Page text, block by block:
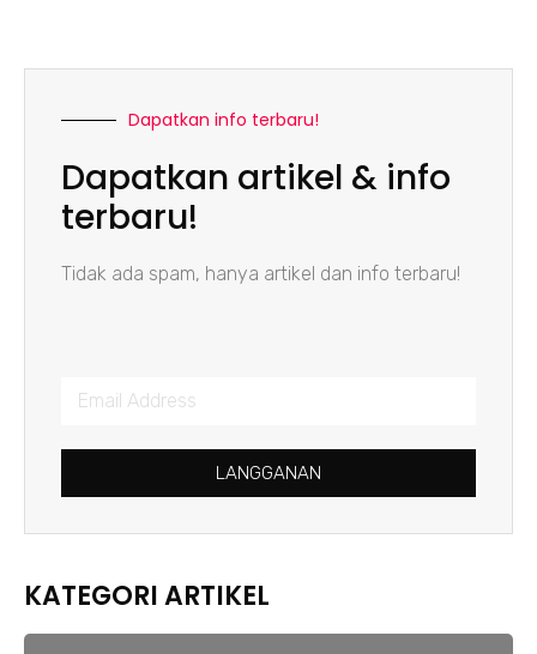
Dapatkan info terbaru!
Dapatkan artikel & info
terbaru!
Tidak ada spam, hanya artikel dan info terbaru!
LANGGANAN
KATEGORI ARTIKEL